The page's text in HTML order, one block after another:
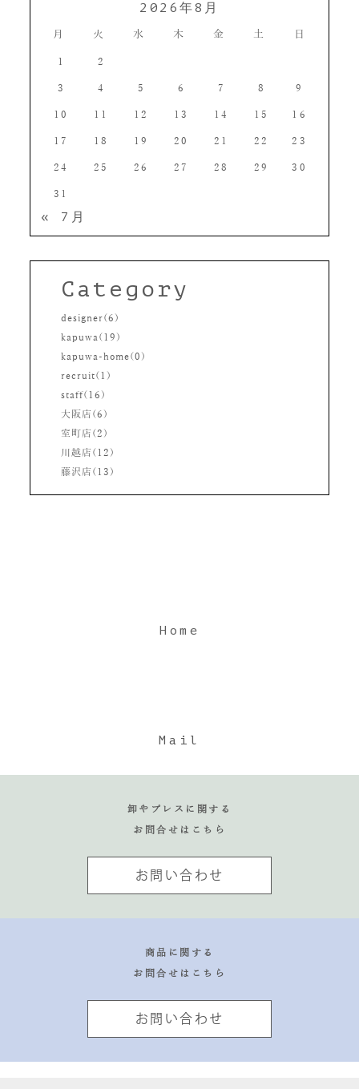
2026年8月
月 火 水 木 金 土 日
1 2
3 4 5 6 7 8 9
10 11 12 13 14 15 16
17 18 19 20 21 22 23
24 25 26 27 28 29 30
31
« 7月
Category
designer(6)
kapuwa(19)
kapuwa-home(0)
recruit(1)
staff(16)
大阪店(6)
室町店(2)
川越店(12)
藤沢店(13)
Home
Mail
卸やプレスに関する
お問合せはこちら
お問い合わせ
商品に関する
お問合せはこちら
お問い合わせ